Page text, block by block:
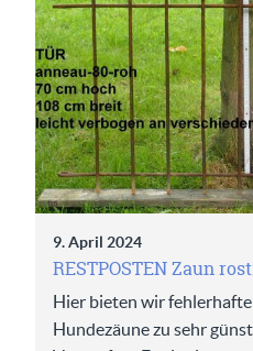
9. April 2024
RESTPOSTEN Zaun
Hier bieten wir
Hundezäune zu sehr